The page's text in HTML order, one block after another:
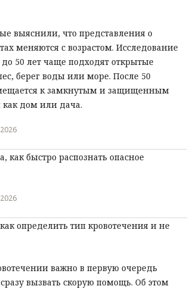
выяснили, что представления о
меняются с возрастом. Исследование
50 лет чаще подходят открытые
берег воды или море. После 50
к замкнутым и защищенным
дом или дача.
как быстро распознать опасное
определить тип кровотечения и не
важно в первую очередь
вызвать скорую помощь. Об этом